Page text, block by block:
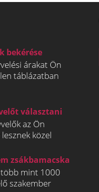
bekérése
árakat Ön
táblázatban
választani
az Ön
közel
zsákbamacska
mint 1000
szakember